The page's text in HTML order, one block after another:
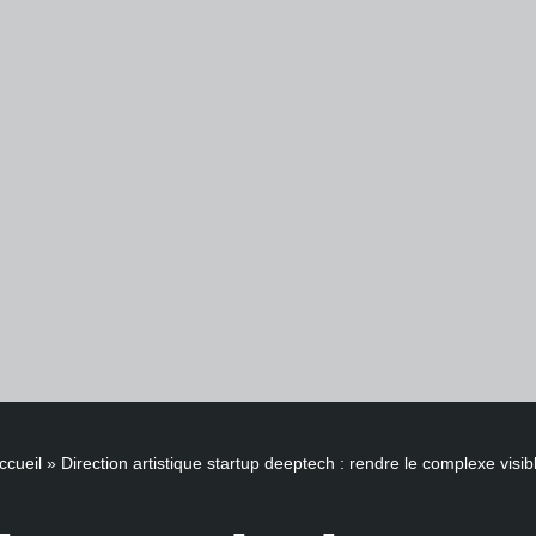
» Direction artistique startup deeptech : rendre le complexe